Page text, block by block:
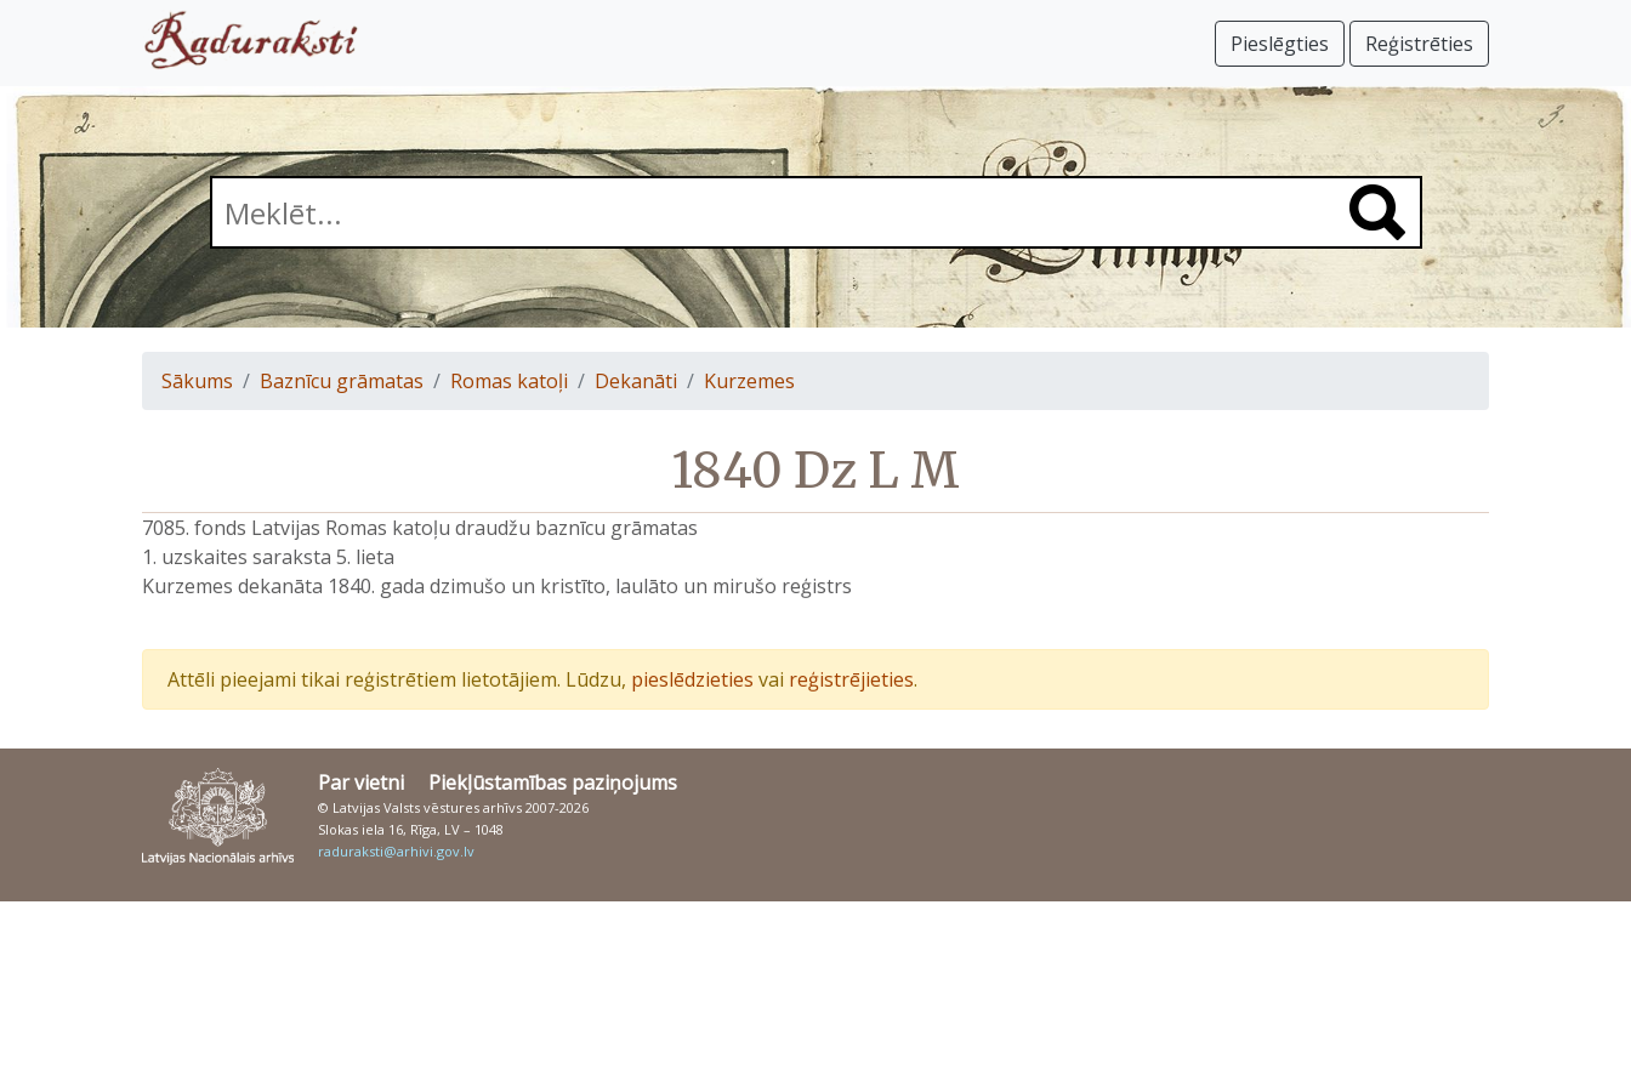
Pieslēgties Reģistrēties
Sākums Baznīcu grāmatas Romas katoļi Dekanāti Kurzemes
1840 Dz L M
7085. fonds Latvijas Romas katoļu draudžu baznīcu grāmatas
1. uzskaites saraksta 5. lieta
Kurzemes dekanāta 1840. gada dzimušo un kristīto, laulāto un mirušo reģistrs
Attēli pieejami tikai reģistrētiem lietotājiem. Lūdzu, pieslēdzieties vai reģistrējieties.
Par vietni Piekļūstamības paziņojums
© Latvijas Valsts vēstures arhīvs 2007-2026
Slokas iela 16, Rīga, LV – 1048
raduraksti@arhivi.gov.lv